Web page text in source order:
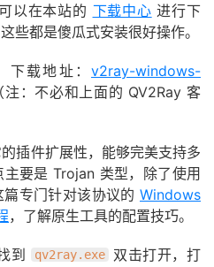
以在本站的 下载中心 进行下
些都是傻瓜式安装很好操作。
载地址： v2ray-windows-
：不必和上面的 QV2Ray 客
插件扩展性，能够完美支持多
要是 Trojan 类型，除了使用
专门针对该协议的 Windows
，了解原生工具的配置技巧。
到 qv2ray.exe
双击打开，打